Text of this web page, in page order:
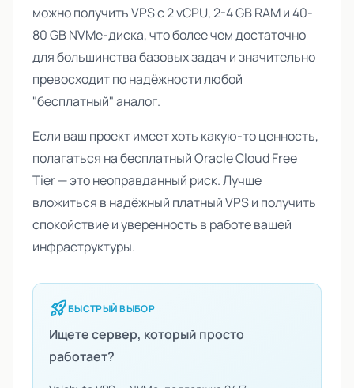
можно получить VPS с 2 vCPU, 2-4 GB RAM и 40-
80 GB NVMe-диска, что более чем достаточно
для большинства базовых задач и значительно
превосходит по надёжности любой
"бесплатный" аналог.
Если ваш проект имеет хоть какую-то ценность,
полагаться на бесплатный Oracle Cloud Free
Tier — это неоправданный риск. Лучше
вложиться в надёжный платный VPS и получить
спокойствие и уверенность в работе вашей
инфраструктуры.
rocket_launchБЫСТРЫЙ ВЫБОР
Ищете сервер, который просто
работает?